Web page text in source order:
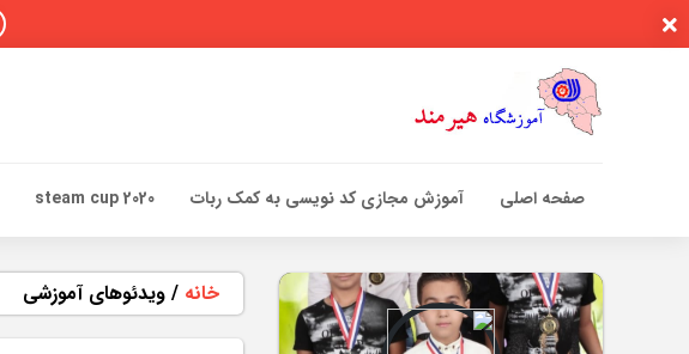
صفحه اصلی آموزش مجازی کد نویسی به کمک ربات steam cup 2020
خانه / ویدئوهای آموزشی